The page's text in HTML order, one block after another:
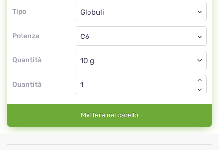
Tipo
Tipo
Potenza
Globuli
C6
Quantità
Globuli
Quantità
Mettere nel carello